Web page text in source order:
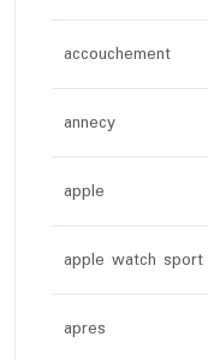
accouchement
annecy
apple
apple watch sport
apres